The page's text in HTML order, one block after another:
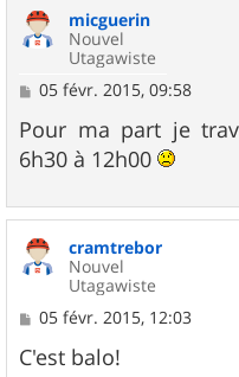
micguerin
Nouvel
Utagawiste
M
s
s
a
05 févr. 2015, 09:58
Pour ma part je
6h30 à 12h00
cramtrebor
Nouvel
Utagawiste
M
s
s
05 févr. 2015, 12:03
C'est balo!